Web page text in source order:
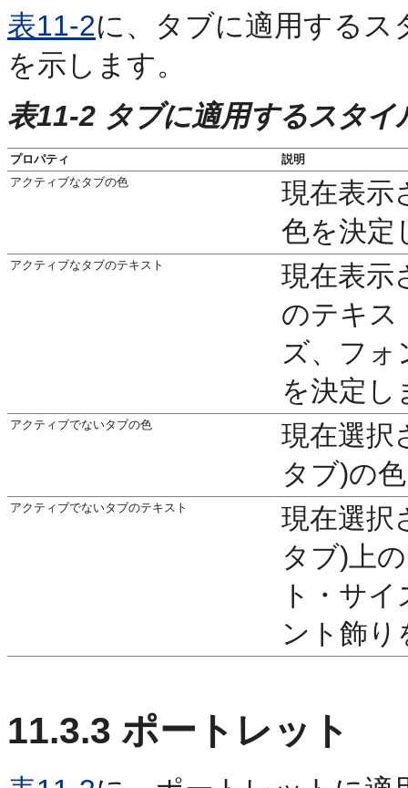
表11-2に、タブに適用する
を示します。
表11-2 タブに適用するスタイ
プロパティ
説明
アクティブなタブの色
現在表示
色を決定
アクティブなタブのテキスト
現在表示
のテキス
ズ、フォ
を決定し
アクティブでないタブの色
現在選択
タブ)の
アクティブでないタブのテキスト
現在選択
タブ)上
ト・サ
ント飾り
11.3.3 ポートレット